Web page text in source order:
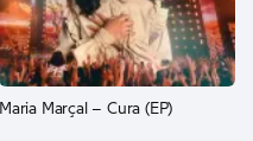
Maria Marçal – Cura (EP)